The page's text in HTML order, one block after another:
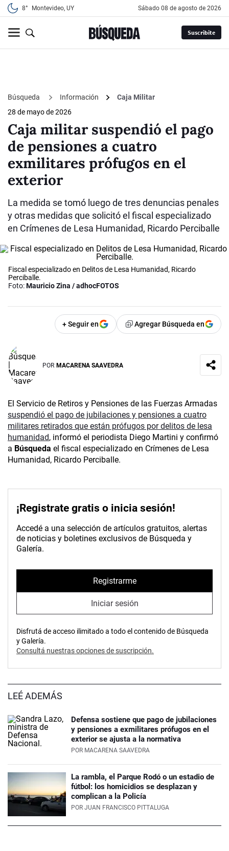
8° Montevideo, UY sábado 08 de agosto de 2026
Suscribite
Búsqueda Información
Caja Militar
28 de mayo de 2026
Caja militar suspendió el pago
de pensiones a cuatro
exmilitares prófugos en el
exterior
La medida se tomó luego de tres denuncias penales
y otras medidas que solicitó el fiscal especializado
en Crímenes de Lesa Humanidad, Ricardo Perciballe
Fiscal especializado en Delitos de Lesa Humanidad, Ricardo
Perciballe.
Foto:Mauricio Zina / adhocFOTOS
+ Seguir en Agregar Búsqueda en
POR MACARENA SAAVEDRA
El Servicio de Retiros y Pensiones de las Fuerzas Armadas
suspendió el pago de jubilaciones y pensiones a cuatro
militares retirados que están prófugos por delitos de lesa
humanidad, informó el periodista Diego Martini y confirmó
a Búsqueda el fiscal especializado en Crímenes de Lesa
Humanidad, Ricardo Perciballe.
¡Registrate gratis o inicia sesión!
Accedé a una selección de artículos gratuitos, alertas
de noticias y boletines exclusivos de Búsqueda y
Galería.
Registrarme
Iniciar sesión
Disfrutá de acceso ilimitado a todo el contenido de Búsqueda
y Galería.
Consultá nuestras opciones de suscripción.
LEÉ ADEMÁS
Defensa sostiene que pago de jubilaciones
y pensiones a exmilitares prófugos en el
exterior se ajusta a la normativa
POR MACARENA SAAVEDRA
La rambla, el Parque Rodó o un estadio de
fútbol: los homicidios se desplazan y
complican a la Policía
POR JUAN FRANCISCO PITTALUGA